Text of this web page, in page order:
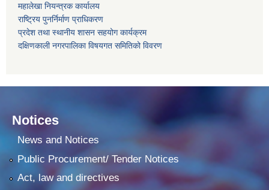
महालेखा नियन्त्रक कार्यालय
राष्ट्रिय पुनर्निर्माण प्राधिकरण
प्रदेश तथा स्थानीय शासन सहयोग कार्यक्रम
दक्षिणकाली नगरपालिका विषयगत समितिको विवरण
Notices
News and Notices
Public Procurement/ Tender Notices
Act, law and directives